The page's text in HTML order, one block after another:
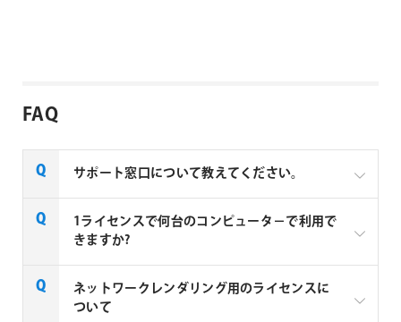
FAQ
サポート窓口について教えてください。
現行のCinema 4DやRedshift、Trapcode、Red Giant
製品、旧TrapcodeとRed Giant製品を含む
1ライセンスで何台のコンピュータ－で利用で
きますか?
Red Giant / Trapcode 社製品は、1ライセンス (1つ
ネットワークレンダリング用のライセンスに
ついて